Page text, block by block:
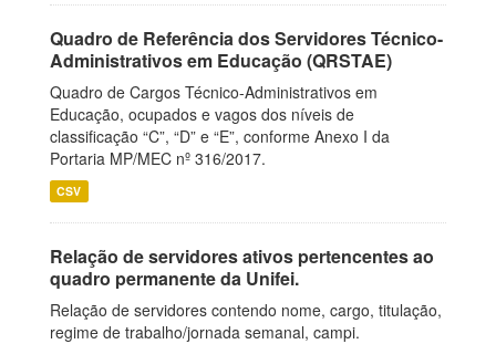
Quadro de Referência dos Servidores Técnico-
Administrativos em Educação (QRSTAE)
Quadro de Cargos Técnico-Administrativos em
Educação, ocupados e vagos dos níveis de
classificação “C”, “D” e “E”, conforme Anexo I da
Portaria MP/MEC nº 316/2017.
CSV
Relação de servidores ativos pertencentes ao
quadro permanente da Unifei.
Relação de servidores contendo nome, cargo, titulação,
regime de trabalho/jornada semanal, campi.